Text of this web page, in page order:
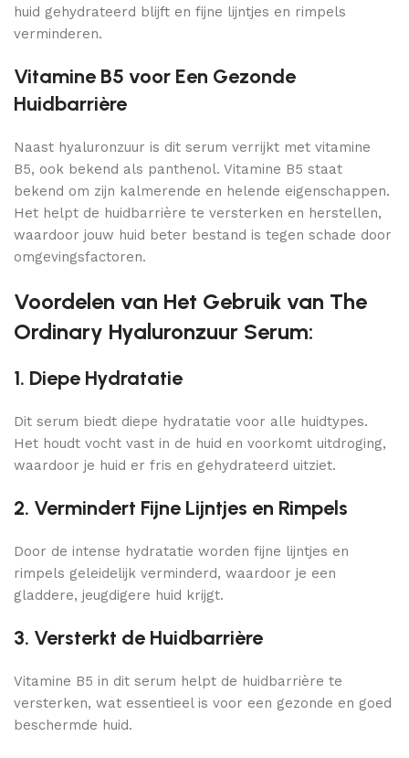
huid gehydrateerd blijft en fijne lijntjes en rimpels
verminderen.
Vitamine B5 voor Een Gezonde
Huidbarrière
Naast hyaluronzuur is dit serum verrijkt met vitamine
B5, ook bekend als panthenol. Vitamine B5 staat
bekend om zijn kalmerende en helende eigenschappen.
Het helpt de huidbarrière te versterken en herstellen,
waardoor jouw huid beter bestand is tegen schade door
omgevingsfactoren.
Voordelen van Het Gebruik van The
Ordinary Hyaluronzuur Serum:
1. Diepe Hydratatie
Dit serum biedt diepe hydratatie voor alle huidtypes.
Het houdt vocht vast in de huid en voorkomt uitdroging,
waardoor je huid er fris en gehydrateerd uitziet.
2. Vermindert Fijne Lijntjes en Rimpels
Door de intense hydratatie worden fijne lijntjes en
rimpels geleidelijk verminderd, waardoor je een
gladdere, jeugdigere huid krijgt.
3. Versterkt de Huidbarrière
Vitamine B5 in dit serum helpt de huidbarrière te
versterken, wat essentieel is voor een gezonde en goed
beschermde huid.